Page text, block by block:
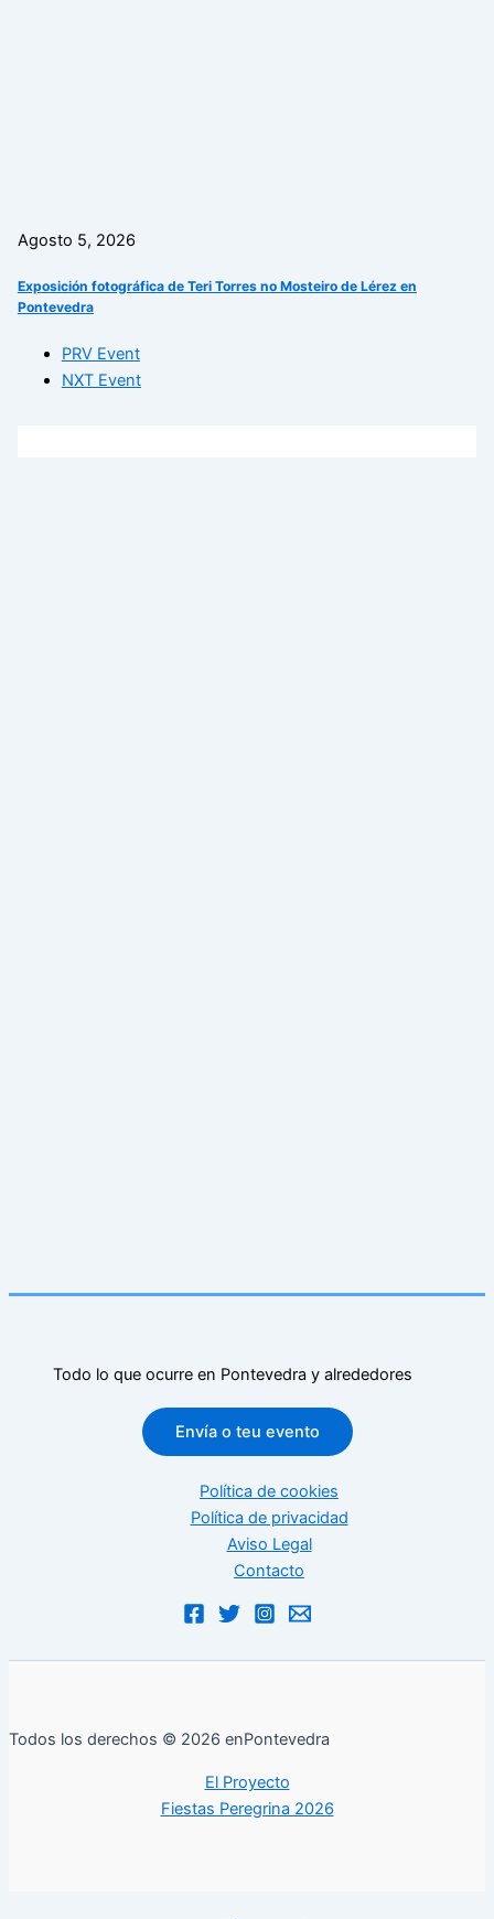
Agosto 5, 2026
Exposición fotográfica de Teri Torres no Mosteiro de Lérez en
Pontevedra
PRV Event
NXT Event
Todo lo que ocurre en Pontevedra y alrededores
Envía o teu evento
Política de cookies
Política de privacidad
Aviso Legal
Contacto
Todos los derechos © 2026 enPontevedra
El Proyecto
Fiestas Peregrina 2026